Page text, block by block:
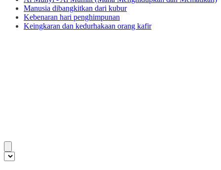
Manusia dibangkitkan dari kubur
Kebenaran hari penghimpunan
Keingkaran dan kedurhakaan orang kafir